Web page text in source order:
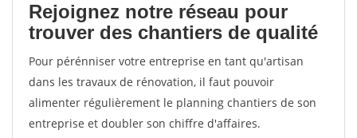
Rejoignez notre réseau pour
trouver des chantiers de qualité
Pour pérénniser votre entreprise en tant qu'artisan
dans les travaux de rénovation, il faut pouvoir
alimenter régulièrement le planning chantiers de son
entreprise et doubler son chiffre d'affaires.